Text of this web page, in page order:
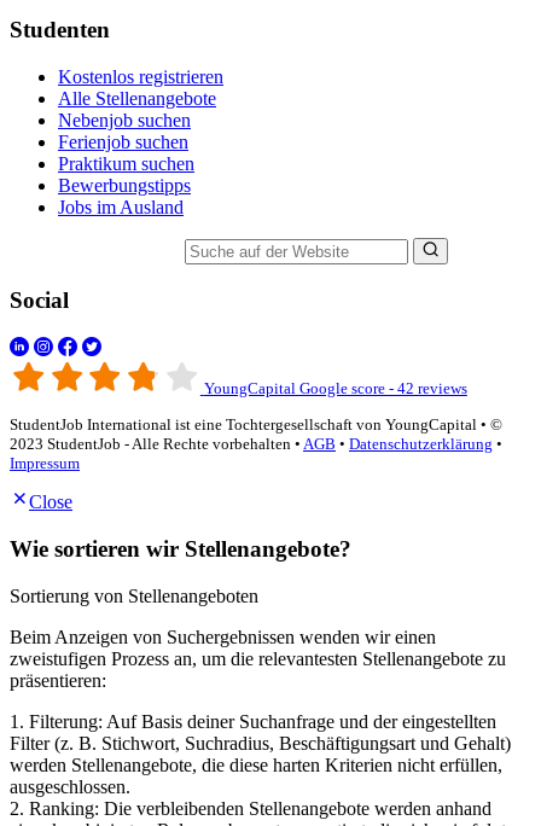
Studenten
Kostenlos registrieren
Alle Stellenangebote
Nebenjob suchen
Ferienjob suchen
Praktikum suchen
Bewerbungstipps
Jobs im Ausland
Social
YoungCapital Google score - 42 reviews
StudentJob International ist eine Tochtergesellschaft von YoungCapital • ©
2023 StudentJob - Alle Rechte vorbehalten • AGB • Datenschutzerklärung •
Impressum
Close
Wie sortieren wir Stellenangebote?
Sortierung von Stellenangeboten
Beim Anzeigen von Suchergebnissen wenden wir einen
zweistufigen Prozess an, um die relevantesten Stellenangebote zu
präsentieren:
1. Filterung: Auf Basis deiner Suchanfrage und der eingestellten
Filter (z. B. Stichwort, Suchradius, Beschäftigungsart und Gehalt)
werden Stellenangebote, die diese harten Kriterien nicht erfüllen,
ausgeschlossen.
2. Ranking: Die verbleibenden Stellenangebote werden anhand